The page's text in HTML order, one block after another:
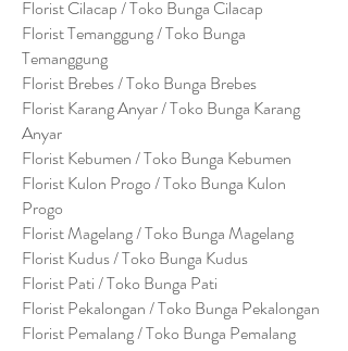
Florist Cilacap / Toko Bunga Cilacap
Florist Temanggung / Toko Bunga
Temanggung
Florist Brebes / Toko Bunga Brebes
Florist Karang Anyar / Toko Bunga Karang
Anyar
Florist Kebumen / Toko Bunga Kebumen
Florist Kulon Progo / Toko Bunga Kulon
Progo
Florist Magelang / Toko Bunga Magelang
Florist Kudus / Toko Bunga Kudus
Florist Pati / Toko Bunga Pati
Florist Pekalongan / Toko Bunga Pekalongan
Florist Pemalang / Toko Bunga Pemalang